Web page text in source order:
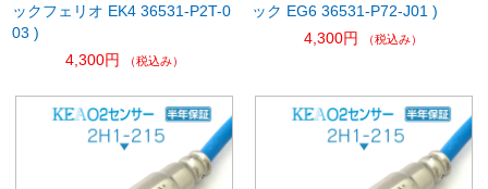
ックフェリオ EK4 36531-P2T-0
03 )
4,300円
（税込み）
ック EG6 36531-P72-J01 )
4,300円
（税込み）